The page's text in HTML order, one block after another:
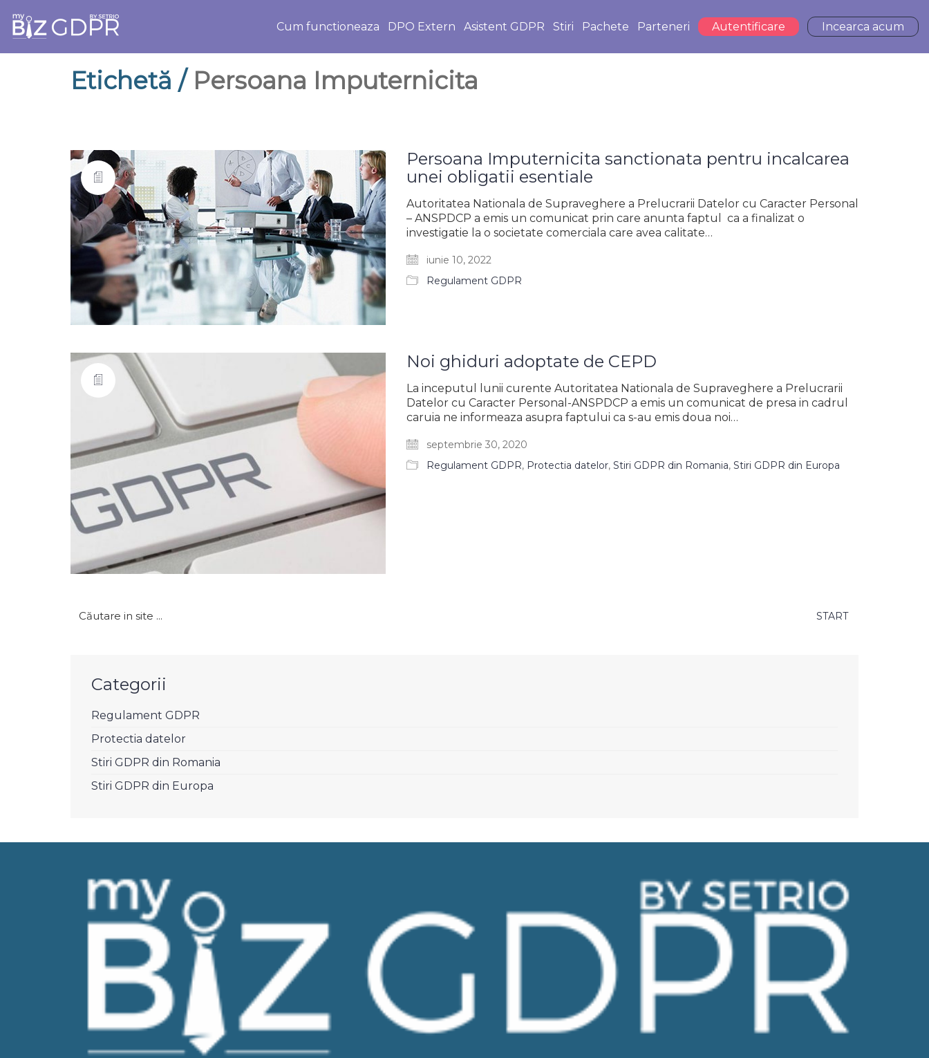
Cum functioneaza DPO Extern Asistent GDPR Stiri Pachete Parteneri Autentificare Incearca acum
Etichetă / Persoana Imputernicita
Persoana Imputernicita sanctionata pentru incalcarea
unei obligatii esentiale
Autoritatea Nationala de Supraveghere a Prelucrarii Datelor cu Caracter Personal
– ANSPDCP a emis un comunicat prin care anunta faptul ca a finalizat o
investigatie la o societate comerciala care avea calitate…
iunie 10, 2022
Regulament GDPR
Noi ghiduri adoptate de CEPD
La inceputul lunii curente Autoritatea Nationala de Supraveghere a Prelucrarii
Datelor cu Caracter Personal-ANSPDCP a emis un comunicat de presa in cadrul
caruia ne informeaza asupra faptului ca s-au emis doua noi…
septembrie 30, 2020
Regulament GDPR, Protectia datelor, Stiri GDPR din Romania, Stiri GDPR din Europa
după:
Categorii
Regulament GDPR
Protectia datelor
Stiri GDPR din Romania
Stiri GDPR din Europa